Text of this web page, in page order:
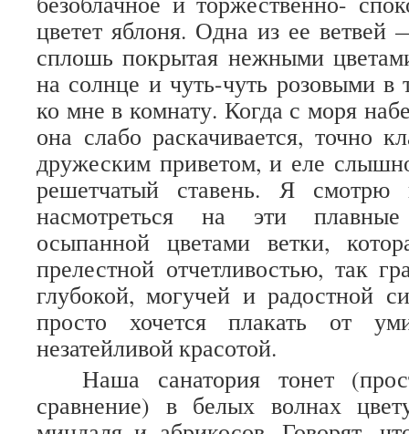
цветет яблоня. Одна из ее
сплошь покрытая нежными
на солнце и чуть-чуть розовыми в
ко мне в комнату. Когда с моря
она слабо раскачивается, точно
дружеским приветом, и еле
решетчатый ставень. Я
насмотреться на эти
осыпанной цветами ветки,
прелестной отчетливостью, так
глубокой, могучей и радостной
просто хочется плакать от
незатейливой красотой.
Наша санатория тонет
сравнение) в белых волнах